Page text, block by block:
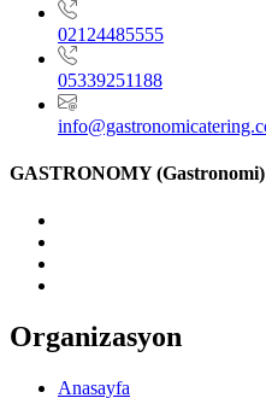
02124485555
05339251188
GASTRONOMY
Organizasyon
Anasayfa